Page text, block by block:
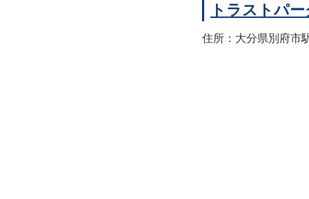
トラストパ
住所：大分県別府市